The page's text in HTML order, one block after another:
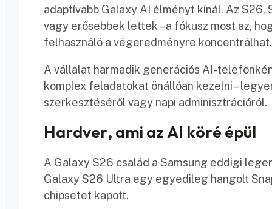
adaptívabb Galaxy AI élményt kínál. Az
vagy erősebbek lettek – a fókusz most az,
felhasználó a végeredményre koncentrálhat.
A vállalat harmadik generációs AI-
komplex feladatokat önállóan kezelni –
szerkesztéséről vagy napi adminisztrációról.
Hardver, ami az AI köré épül
A Galaxy S26 család a Samsung eddigi
Galaxy S26 Ultra egy egyedileg hangolt
chipsetet kapott.